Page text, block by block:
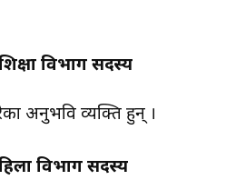
विभाग सदस्य
अनुभवि व्यक्ति हुन् ।
विभाग सदस्य